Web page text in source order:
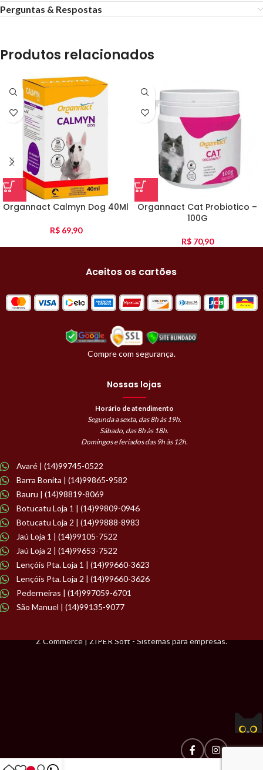
Perguntas & Respostas
Produtos relacionados
Organnact Calmyn Dog 40Ml
R$69,90
Organnact Cat Probiotico –
100G
R$70,90
Aceitos os cartões
Compre com segurança.
Nossas lojas
Horário de atendimento
Segunda a sexta, das 8h às 19h.
Sábado, das 8h às 18h.
Domingos e feriados das 9h às 12h.
Avaré | (14)99745-0522
Barra Bonita | (14)99865-9582
Bauru | (14)98819-8069
Botucatu Loja 1 | (14)99809-0946
Botucatu Loja 2 | (14)99888-8983
Jaú Loja 1 | (14)99105-7522
Jaú Loja 2 | (14)99653-7522
Lençóis Pta. Loja 1 | (14)99660-3623
Lençóis Pta. Loja 2 | (14)99660-3626
Pederneiras | (14)997059-6701
São Manuel | (14)99135-9077
Z Commerce | ZIPER Soft - Sistemas para empresas.